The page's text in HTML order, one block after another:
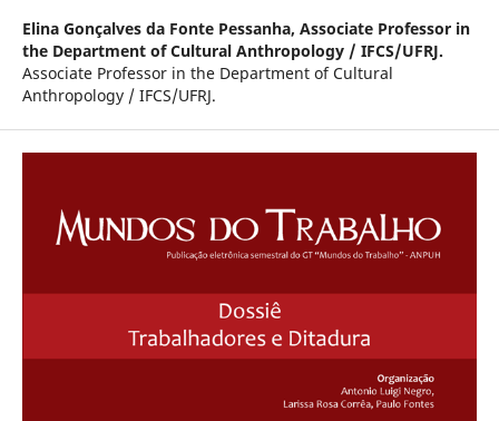
Elina Gonçalves da Fonte Pessanha, Associate Professor in
the Department of Cultural Anthropology / IFCS/UFRJ.
Associate Professor in the Department of Cultural
Anthropology / IFCS/UFRJ.